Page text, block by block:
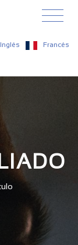
Inglés Francés